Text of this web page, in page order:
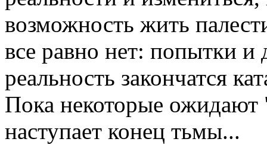
возможность жить
все равно нет: попытки и
реальность закончатся
Пока некоторые ожидают
наступает конец тьмы...